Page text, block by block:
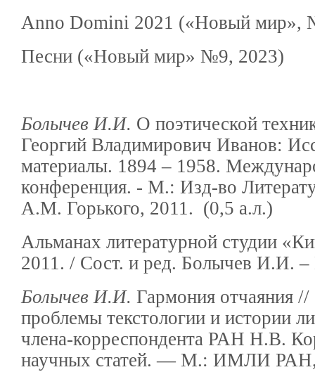
Anno Domini 2021 («Новый мир»,
Песни («Новый мир» №9, 2023)
Болычев И.И. О поэтической
Георгий Владимирович Иванов:
материалы. 1894 – 1958.
конференция. - М.: Изд-во
А.М. Горького, 2011. (0,5 а.л.)
Альманах литературной студии
2011. / Сост. и ред. Болычев И.И.
Болычев И.И. Гармония отчаяния
проблемы текстологии и истории
члена-корреспондента РАН Н.В.
научных статей. — М.: ИМЛИ РАН,